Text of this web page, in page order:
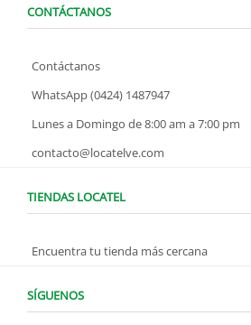
CONTÁCTANOS
Contáctanos
WhatsApp (0424) 1487947
Lunes a Domingo de 8:00 am a 7:00 pm
contacto@locatelve.com
TIENDAS LOCATEL
Encuentra tu tienda más cercana
SÍGUENOS